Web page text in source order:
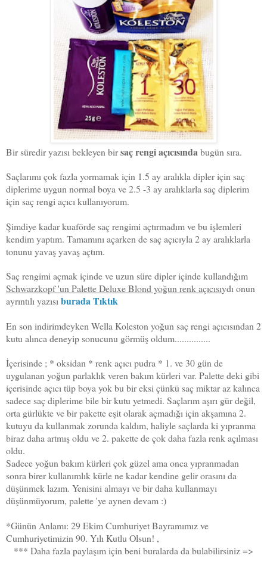
Bir süredir yazısı bekleyen birsaç rengi açıcısındabugün sıra.
Saçlarımı çok fazla yormamak için 1.5 ay aralıkla dipler için saç
diplerime uygun normal boya ve 2.5 -3 ay aralıklarla saç diplerim
için saç rengi açıcı kullanıyorum.
Şimdiye kadar kuaförde saç rengimi açtırmadım ve bu işlemleri
kendim yaptım. Tamamını açarken de saç açıcıyla 2 ay aralıklarla
tonunu yavaş yavaş açtım.
Saç rengimi açmak içinde ve uzun süre dipler içinde kullandığım
Schwarzkopf 'un Palette Deluxe Blond yoğun renk açıcısıydı onun
ayrıntılı yazısı burada Tıktık
En son indirimdeyken Wella Koleston yoğun saç rengi açıcısından 2
kutu alınca deneyip sonucunu görmüş oldum...............
İçerisinde ; * oksidan * renk açıcı pudra * 1. ve 30 gün de
uygulanan yoğun parlaklık veren bakım kürleri var. Palette deki gibi
içerisinde açıcı tüp boya yok bu bir eksi çünkü saç miktar az kalınca
sadece saç diplerime bile bir kutu yetmedi. Saçlarım aşırı gür değil,
orta gürlükte ve bir pakette eşit olarak açmadığı için akşamına 2.
kutuyu da kullanmak zorunda kaldım, haliyle saçlarda ki yıpranma
biraz daha artmış oldu ve 2. pakette de çok daha fazla renk açılması
oldu.
Sadece yoğun bakım kürleri çok güzel ama onca yıpranmadan
sonra birer kullanımlık kürle ne kadar kendine gelir orasını da
düşünmek lazım. Yenisini almayı ve bir daha kullanmayı
düşünmüyorum, palette 'ye aynen devam :)
*Günün Anlamı: 29 Ekim Cumhuriyet Bayramımız ve
Cumhuriyetimizin 90. Yılı Kutlu Olsun! ,
*** Daha fazla paylaşım için beni buralarda da bulabilirsiniz =>